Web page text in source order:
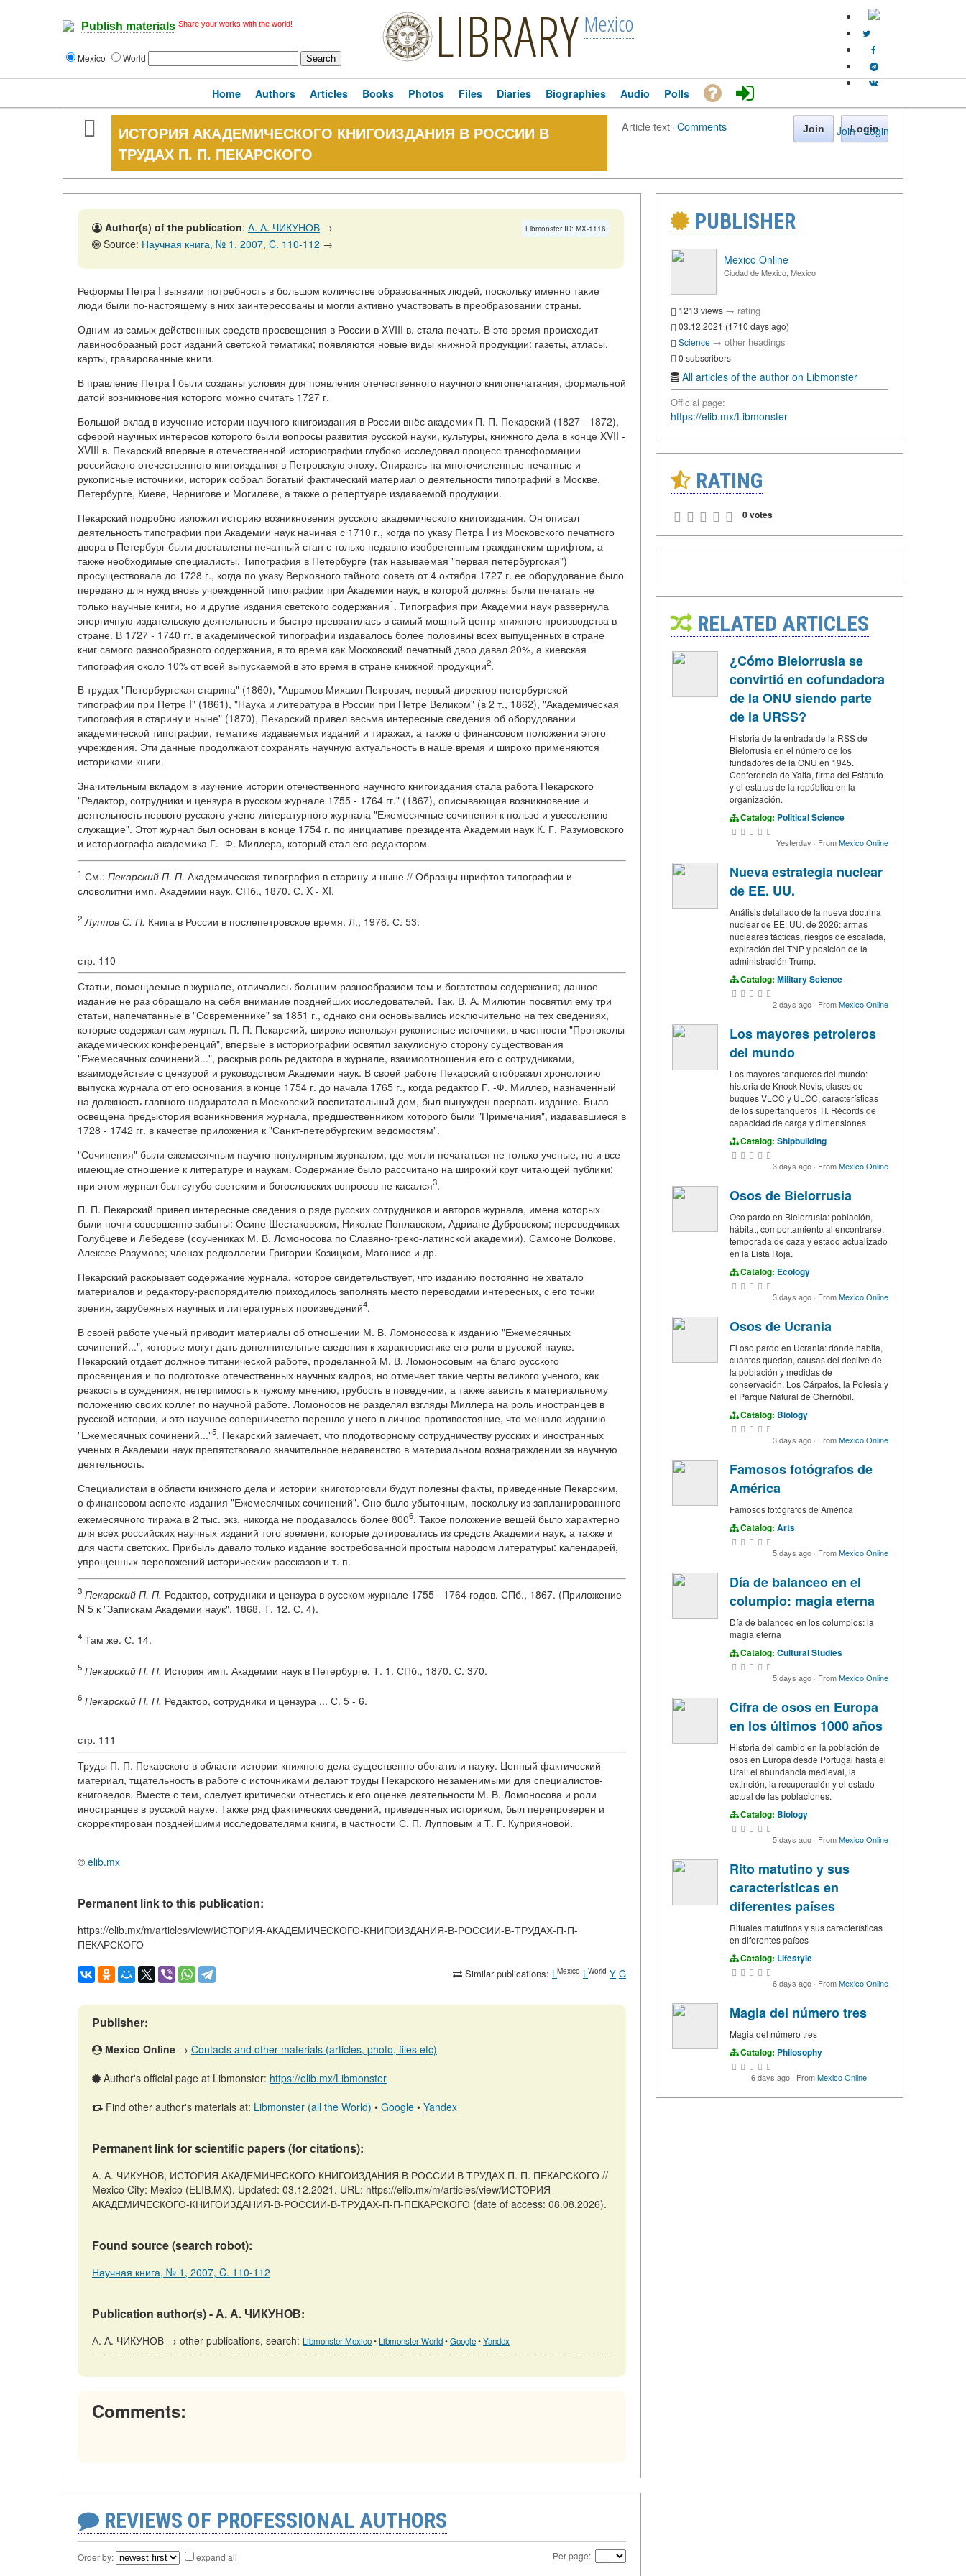
Publish materials Share your works with the world!
Mexico World LIBRARY Mexico
Join · Login
Home Authors Articles Books Photos Files Diaries Biographies Audio Polls
ИСТОРИЯ АКАДЕМИЧЕСКОГО КНИГОИЗДАНИЯ В РОССИИ В
ТРУДАХ П. П. ПЕКАРСКОГО
Article text·Comments Join Login
Libmonster ID: MX-1116
Author(s) of the publication: А. А. ЧИКУНОВ →
Source: Научная книга, № 1, 2007, C. 110-112 →
Реформы Петра I выявили потребность в большом количестве образованных людей, поскольку именно такие
люди были по-настоящему в них заинтересованы и могли активно участвовать в преобразовании страны.
Одним из самых действенных средств просвещения в России в XVIII в. стала печать. В это время происходит
лавинообразный рост изданий светской тематики; появляются новые виды книжной продукции: газеты, атласы,
карты, гравированные книги.
В правление Петра I были созданы условия для появления отечественного научного книгопечатания, формальной
датой возникновения которого можно считать 1727 г.
Большой вклад в изучение истории научного книгоиздания в России внёс академик П. П. Пекарский (1827 - 1872),
сферой научных интересов которого были вопросы развития русской науки, культуры, книжного дела в конце XVII -
XVIII в. Пекарский впервые в отечественной историографии глубоко исследовал процесс трансформации
российского отечественного книгоиздания в Петровскую эпоху. Опираясь на многочисленные печатные и
рукописные источники, историк собрал богатый фактический материал о деятельности типографий в Москве,
Петербурге, Киеве, Чернигове и Могилеве, а также о репертуаре издаваемой продукции.
Пекарский подробно изложил историю возникновения русского академического книгоиздания. Он описал
деятельность типографии при Академии наук начиная с 1710 г., когда по указу Петра I из Московского печатного
двора в Петербург были доставлены печатный стан с только недавно изобретенным гражданским шрифтом, а
также необходимые специалисты. Типография в Петербурге (так называемая "первая петербургская")
просуществовала до 1728 г., когда по указу Верховного тайного совета от 4 октября 1727 г. ее оборудование было
передано для нужд вновь учрежденной типографии при Академии наук, в которой должны были печатать не
только научные книги, но и другие издания светского содержания1. Типография при Академии наук развернула
энергичную издательскую деятельность и быстро превратилась в самый мощный центр книжного производства в
стране. В 1727 - 1740 гг. в академической типографии издавалось более половины всех выпущенных в стране
книг самого разнообразного содержания, в то время как Московский печатный двор давал 20%, а киевская
типография около 10% от всей выпускаемой в это время в стране книжной продукции2.
В трудах "Петербургская старина" (1860), "Аврамов Михаил Петрович, первый директор петербургской
типографии при Петре I" (1861), "Наука и литература в России при Петре Великом" (в 2 т., 1862), "Академическая
типография в старину и ныне" (1870), Пекарский привел весьма интересные сведения об оборудовании
академической типографии, тематике издаваемых изданий и тиражах, а также о финансовом положении этого
учреждения. Эти данные продолжают сохранять научную актуальность в наше время и широко применяются
историками книги.
Значительным вкладом в изучение истории отечественного научного книгоиздания стала работа Пекарского
"Редактор, сотрудники и цензура в русском журнале 1755 - 1764 гг." (1867), описывающая возникновение и
деятельность первого русского учено-литературного журнала "Ежемесячные сочинения к пользе и увеселению
служащие". Этот журнал был основан в конце 1754 г. по инициативе президента Академии наук К. Г. Разумовского
и историографа академика Г. -Ф. Миллера, который стал его редактором.
1 См.: Пекарский П. П. Академическая типография в старину и ныне // Образцы шрифтов типографии и
словолитни имп. Академии наук. СПб., 1870. С. X - XI.
2 Луппов С. П. Книга в России в послепетровское время. Л., 1976. С. 53.
стр. 110
Статьи, помещаемые в журнале, отличались большим разнообразием тем и богатством содержания; данное
издание не раз обращало на себя внимание позднейших исследователей. Так, В. А. Милютин посвятил ему три
статьи, напечатанные в "Современнике" за 1851 г., однако они основывались исключительно на тех сведениях,
которые содержал сам журнал. П. П. Пекарский, широко используя рукописные источники, в частности "Протоколы
академических конференций", впервые в историографии освятил закулисную сторону существования
"Ежемесячных сочинений...", раскрыв роль редактора в журнале, взаимоотношения его с сотрудниками,
взаимодействие с цензурой и руководством Академии наук. В своей работе Пекарский отобразил хронологию
выпуска журнала от его основания в конце 1754 г. до начала 1765 г., когда редактор Г. -Ф. Миллер, назначенный
на должность главного надзирателя в Московский воспитательный дом, был вынужден прервать издание. Была
освещена предыстория возникновения журнала, предшественником которого были "Примечания", издававшиеся в
1728 - 1742 гг. в качестве приложения к "Санкт-петербургским ведомостям".
"Сочинения" были ежемесячным научно-популярным журналом, где могли печататься не только ученые, но и все
имеющие отношение к литературе и наукам. Содержание было рассчитано на широкий круг читающей публики;
при этом журнал был сугубо светским и богословских вопросов не касался3.
П. П. Пекарский привел интересные сведения о ряде русских сотрудников и авторов журнала, имена которых
были почти совершенно забыты: Осипе Шестаковском, Николае Поплавском, Адриане Дубровском; переводчиках
Голубцеве и Лебедеве (соучениках М. В. Ломоносова по Славяно-греко-латинской академии), Самсоне Волкове,
Алексее Разумове; членах редколлегии Григории Козицком, Магонисе и др.
Пекарский раскрывает содержание журнала, которое свидетельствует, что изданию постоянно не хватало
материалов и редактору-распорядителю приходилось заполнять место переводами интересных, с его точки
зрения, зарубежных научных и литературных произведений4.
В своей работе ученый приводит материалы об отношении М. В. Ломоносова к изданию "Ежемесячных
сочинений...", которые могут дать дополнительные сведения к характеристике его роли в русской науке.
Пекарский отдает должное титанической работе, проделанной М. В. Ломоносовым на благо русского
просвещения и по подготовке отечественных научных кадров, но отмечает такие черты великого ученого, как
резкость в суждениях, нетерпимость к чужому мнению, грубость в поведении, а также зависть к материальному
положению своих коллег по научной работе. Ломоносов не разделял взгляды Миллера на роль иностранцев в
русской истории, и это научное соперничество перешло у него в личное противостояние, что мешало изданию
"Ежемесячных сочинений..."5. Пекарский замечает, что плодотворному сотрудничеству русских и иностранных
ученых в Академии наук препятствовало значительное неравенство в материальном вознаграждении за научную
деятельность.
Специалистам в области книжного дела и истории книготорговли будут полезны факты, приведенные Пекарским,
о финансовом аспекте издания "Ежемесячных сочинений". Оно было убыточным, поскольку из запланированного
ежемесячного тиража в 2 тыс. экз. никогда не продавалось более 8006. Такое положение вещей было характерно
для всех российских научных изданий того времени, которые дотировались из средств Академии наук, а также и
для части светских. Прибыль давало только издание востребованной простым народом литературы: календарей,
упрощенных переложений исторических рассказов и т. п.
3 Пекарский П. П. Редактор, сотрудники и цензура в русском журнале 1755 - 1764 годов. СПб., 1867. (Приложение
N 5 к "Запискам Академии наук", 1868. Т. 12. С. 4).
4 Там же. С. 14.
5 Пекарский П. П. История имп. Академии наук в Петербурге. Т. 1. СПб., 1870. С. 370.
6 Пекарский П. П. Редактор, сотрудники и цензура ... С. 5 - 6.
стр. 111
Труды П. П. Пекарского в области истории книжного дела существенно обогатили науку. Ценный фактический
материал, тщательность в работе с источниками делают труды Пекарского незаменимыми для специалистов-
книговедов. Вместе с тем, следует критически отнестись к его оценке деятельности М. В. Ломоносова и роли
иностранцев в русской науке. Также ряд фактических сведений, приведенных историком, был перепроверен и
скорректирован позднейшими исследователями книги, в частности С. П. Лупповым и Т. Г. Куприяновой.
© elib.mx
Permanent link to this publication:
https://elib.mx/m/articles/view/ИСТОРИЯ-АКАДЕМИЧЕСКОГО-КНИГОИЗДАНИЯ-В-РОССИИ-В-ТРУДАХ-П-П-
ПЕКАРСКОГО
Similar publications: LMexico LWorld Y G
Publisher:
Mexico Online → Contacts and other materials (articles, photo, files etc)
Author's official page at Libmonster: https://elib.mx/Libmonster
Find other author's materials at: Libmonster (all the World) • Google • Yandex
Permanent link for scientific papers (for citations):
А. А. ЧИКУНОВ, ИСТОРИЯ АКАДЕМИЧЕСКОГО КНИГОИЗДАНИЯ В РОССИИ В ТРУДАХ П. П. ПЕКАРСКОГО //
Mexico City: Mexico (ELIB.MX). Updated: 03.12.2021. URL: https://elib.mx/m/articles/view/ИСТОРИЯ-
АКАДЕМИЧЕСКОГО-КНИГОИЗДАНИЯ-В-РОССИИ-В-ТРУДАХ-П-П-ПЕКАРСКОГО (date of access: 08.08.2026).
Found source (search robot):
Научная книга, № 1, 2007, C. 110-112
Publication author(s) - А. А. ЧИКУНОВ:
А. А. ЧИКУНОВ → other publications, search: Libmonster Mexico• Libmonster World•Google•Yandex
Comments:
REVIEWS OF PROFESSIONAL AUTHORS
Order by: expand all Per page:
PUBLISHER
Mexico Online
Ciudad de Mexico, Mexico
1213 views → rating
03.12.2021 (1710 days ago)
Science → other headings
0 subscribers
All articles of the author on Libmonster
Official page:
https://elib.mx/Libmonster
RATING
0 votes
RELATED ARTICLES
¿Cómo Bielorrusia se
convirtió en cofundadora
de la ONU siendo parte
de la URSS?
Historia de la entrada de la RSS de
Bielorrusia en el número de los
fundadores de la ONU en 1945.
Conferencia de Yalta, firma del Estatuto
y el estatus de la república en la
organización.
Catalog: Political Science
Yesterday · FromMexico Online
Nueva estrategia nuclear
de EE. UU.
Análisis detallado de la nueva doctrina
nuclear de EE. UU. de 2026: armas
nucleares tácticas, riesgos de escalada,
expiración del TNP y posición de la
administración Trump.
Catalog: Military Science
2 days ago · FromMexico Online
Los mayores petroleros
del mundo
Los mayores tanqueros del mundo:
historia de Knock Nevis, clases de
buques VLCC y ULCC, características
de los supertanqueros TI. Récords de
capacidad de carga y dimensiones
Catalog: Shipbuilding
3 days ago · FromMexico Online
Osos de Bielorrusia
Oso pardo en Bielorrusia: población,
hábitat, comportamiento al encontrarse,
temporada de caza y estado actualizado
en la Lista Roja.
Catalog: Ecology
3 days ago · FromMexico Online
Osos de Ucrania
El oso pardo en Ucrania: dónde habita,
cuántos quedan, causas del declive de
la población y medidas de
conservación. Los Cárpatos, la Polesia y
el Parque Natural de Chernóbil.
Catalog: Biology
3 days ago · FromMexico Online
Famosos fotógrafos de
América
Famosos fotógrafos de América
Catalog: Arts
5 days ago · FromMexico Online
Día de balanceo en el
columpio: magia eterna
Día de balanceo en los columpios: la
magia eterna
Catalog: Cultural Studies
5 days ago · FromMexico Online
Cifra de osos en Europa
en los últimos 1000 años
Historia del cambio en la población de
osos en Europa desde Portugal hasta el
Ural: el abundancia medieval, la
extinción, la recuperación y el estado
actual de las poblaciones.
Catalog: Biology
5 days ago · FromMexico Online
Rito matutino y sus
características en
diferentes países
Rituales matutinos y sus características
en diferentes países
Catalog: Lifestyle
6 days ago · FromMexico Online
Magia del número tres
Magia del número tres
Catalog: Philosophy
6 days ago · FromMexico Online